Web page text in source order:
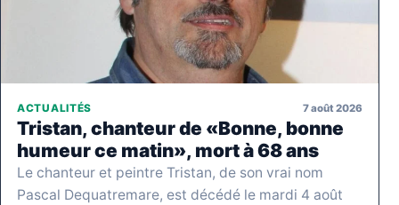
ACTUALITÉS 7 août 2026
Tristan, chanteur de «Bonne, bonne
humeur ce matin», mort à 68 ans
Le chanteur et peintre Tristan, de son vrai nom
Pascal Dequatremare, est décédé le mardi 4 août